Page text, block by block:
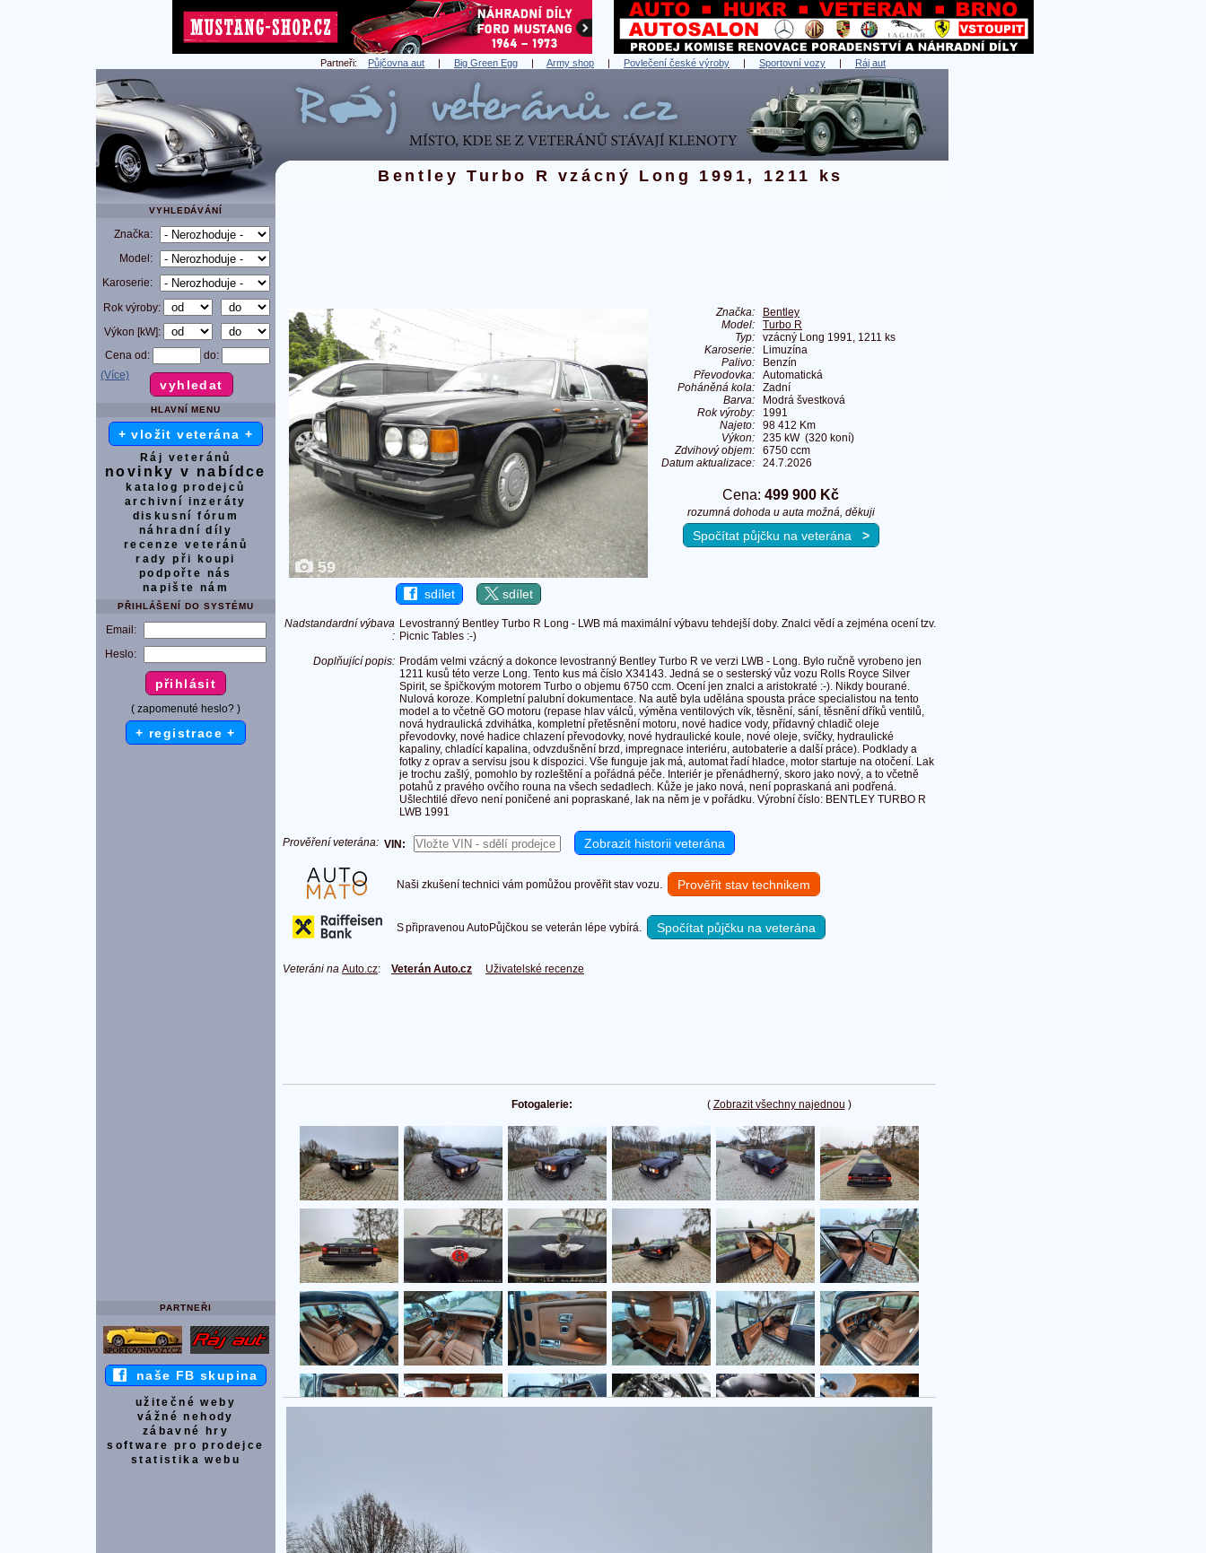
Partneři: Půjčovna aut | Big Green Egg | Army shop | Povlečení české výroby | Sportovní vozy | Ráj aut
Bentley Turbo R vzácný Long 1991, 1211 ks
VYHLEDÁVÁNÍ
Značka:
Model:
Karoserie:
Rok výroby:
Výkon [kW]:
Cena od:
do:
(Více)
HLAVNÍ MENU
+ vložit veterána +
Ráj veteránů
novinky v nabídce
katalog prodejců
archivní inzeráty
diskusní fórum
náhradní díly
recenze veteránů
rady při koupi
podpořte nás
napište nám
PŘIHLÁŠENÍ DO SYSTÉMU
Email:
Heslo:
( zapomenuté heslo? )
+ registrace +
PARTNEŘI
naše FB skupina
užitečné weby
vážné nehody
zábavné hry
software pro prodejce
statistika webu
59
sdílet sdílet
Značka:
Bentley
Model:
Turbo R
Typ:
vzácný Long 1991, 1211 ks
Karoserie:
Limuzína
Palivo:
Benzín
Převodovka:
Automatická
Poháněná kola:
Zadní
Barva:
Modrá švestková
Rok výroby:
1991
Najeto:
98 412 Km
Výkon:
235 kW (320 koní)
Zdvihový objem:
6750 ccm
Datum aktualizace:
24.7.2026
Cena: 499 900 Kč
rozumná dohoda u auta možná, děkuji
Spočítat půjčku na veterána >
Nadstandardní výbava
:
Levostranný Bentley Turbo R Long - LWB má maximální výbavu tehdejší doby. Znalci vědí a zejména ocení tzv.
Picnic Tables :-)
Doplňující popis: Prodám velmi vzácný a dokonce levostranný Bentley Turbo R ve verzi LWB - Long. Bylo ručně vyrobeno jen
1211 kusů této verze Long. Tento kus má číslo X34143. Jedná se o sesterský vůz vozu Rolls Royce Silver
Spirit, se špičkovým motorem Turbo o objemu 6750 ccm. Ocení jen znalci a aristokraté :-). Nikdy bourané.
Nulová koroze. Kompletní palubní dokumentace. Na autě byla udělána spousta práce specialistou na tento
model a to včetně GO motoru (repase hlav válců, výměna ventilových vík, těsnění, sání, těsnění dříků ventilů,
nová hydraulická zdvihátka, kompletní přetěsnění motoru, nové hadice vody, přídavný chladič oleje
převodovky, nové hadice chlazení převodovky, nové hydraulické koule, nové oleje, svíčky, hydraulické
kapaliny, chladící kapalina, odvzdušnění brzd, impregnace interiéru, autobaterie a další práce). Podklady a
fotky z oprav a servisu jsou k dispozici. Vše funguje jak má, automat řadí hladce, motor startuje na otočení. Lak
je trochu zašlý, pomohlo by rozleštění a pořádná péče. Interiér je přenádherný, skoro jako nový, a to včetně
potahů z pravého ovčího rouna na všech sedadlech. Kůže je jako nová, není popraskaná ani podřená.
Ušlechtilé dřevo není poničené ani popraskané, lak na něm je v pořádku. Výrobní číslo: BENTLEY TURBO R
LWB 1991
Prověření veterána: VIN:
Naši zkušení technici vám pomůžou prověřit stav vozu. Prověřit stav technikem
S připravenou AutoPůjčkou se veterán lépe vybírá. Spočítat půjčku na veterána
Veteráni na Auto.cz: Veterán Auto.cz Uživatelské recenze
( Zobrazit všechny najednou )
Fotogalerie: